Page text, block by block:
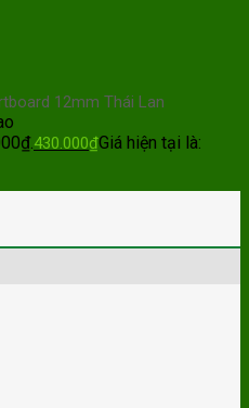
12mm Thái Lan
430.000₫Giá hiện tại là: